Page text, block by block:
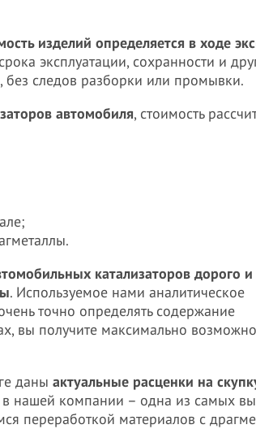
изделий определяется в ходе
эксплуатации, сохранности и
следов разборки или промывки.
автомобиля, стоимость
катализаторов дорого и
. Используемое нами аналитическое
точно определять содержание
вы получите максимально
даны актуальные расценки на
в нашей компании – одна из самых
переработкой материалов с